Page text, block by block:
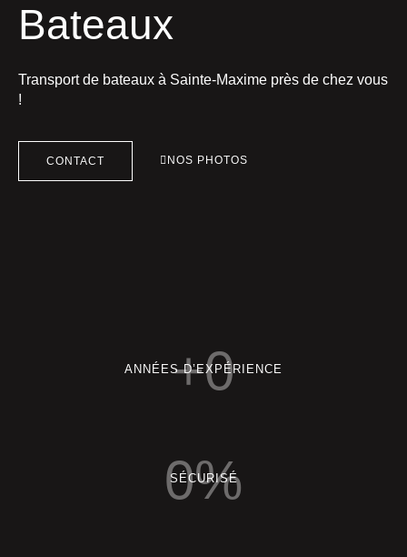
Bateaux
Transport de bateaux à Sainte-Maxime près de chez vous
!
CONTACT NOS PHOTOS
+0
ANNÉES D’EXPÉRIENCE
0%
SÉCURISÉ